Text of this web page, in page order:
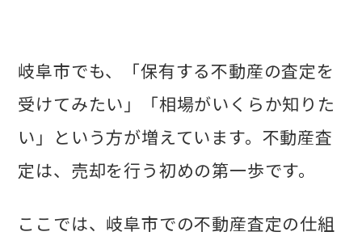
岐阜市でも、「保有する不動産の査定を
受けてみたい」「相場がいくらか知りた
い」という方が増えています。不動産査
定は、売却を行う初めの第一歩です。
ここでは、岐阜市での不動産査定の仕組